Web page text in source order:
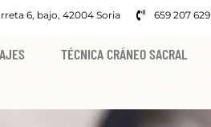
6, bajo, 42004 Soria 659 207 629
TÉCNICA CRÁNEO SACRAL